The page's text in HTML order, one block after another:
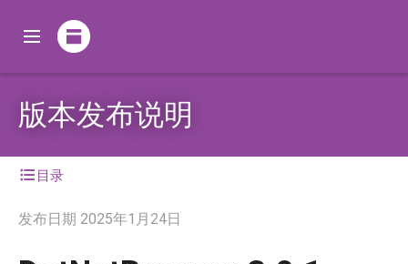
版本发布说明
目录
发布日期 2025年1月24日